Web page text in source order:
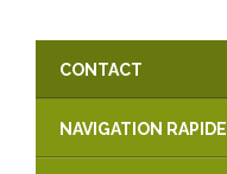
CONTACT
NAVIGATION RAPIDE